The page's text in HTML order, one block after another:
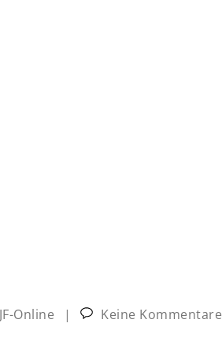
JF-Online | Keine Kommentare